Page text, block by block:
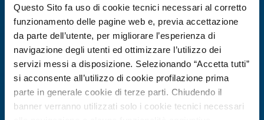
Questo Sito fa uso di cookie tecnici necessari al corretto
funzionamento delle pagine web e, previa accettazione
da parte dell’utente, per migliorare l’esperienza di
navigazione degli utenti ed ottimizzare l’utilizzo dei
servizi messi a disposizione. Selezionando “Accetta tutti”
si acconsente all’utilizzo di cookie profilazione prima
parte in generale cookie di terze parti. Chiudendo il
banner verranno utilizzati solo i cookie tecnici necessari
Expires on13 novembre 2026